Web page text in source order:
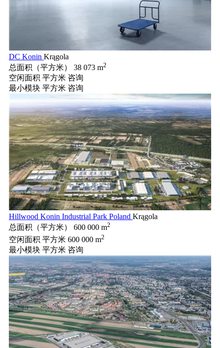
DC Konin Krągola
总面积（平方米）
38 073 m2
空闲面积 平方米 咨询
最小模块 平方米 咨询
Hillwood Konin Industrial Park Poland Krągola
总面积（平方米）
600 000 m2
空闲面积 平方米 600 000 m2
最小模块 平方米 咨询